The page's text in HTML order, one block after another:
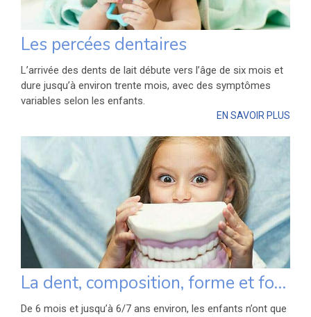
Les percées dentaires
L’arrivée des dents de lait débute vers l’âge de six mois et
dure jusqu’à environ trente mois, avec des symptômes
variables selon les enfants.
EN SAVOIR PLUS
La dent, composition, forme et fonction
De 6 mois et jusqu’à 6/7 ans environ, les enfants n’ont que